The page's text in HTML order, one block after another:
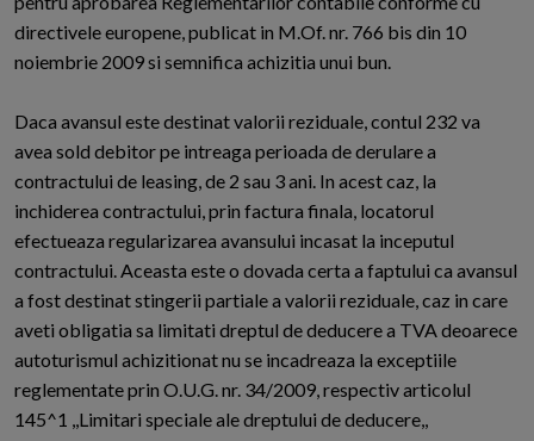
directivele europene, publicat in M.Of. nr. 766 bis din 10
noiembrie 2009 si semnifica achizitia unui bun.
Daca avansul este destinat valorii reziduale, contul 232 va
avea sold debitor pe intreaga perioada de derulare a
contractului de leasing, de 2 sau 3 ani. In acest caz, la
inchiderea contractului, prin factura finala, locatorul
efectueaza regularizarea avansului incasat la inceputul
contractului. Aceasta este o dovada certa a faptului ca avansul
a fost destinat stingerii partiale a valorii reziduale, caz in care
aveti obligatia sa limitati dreptul de deducere a TVA deoarece
autoturismul achizitionat nu se incadreaza la exceptiile
reglementate prin O.U.G. nr. 34/2009, respectiv articolul
145^1 ,,Limitari speciale ale dreptului de deducere,,